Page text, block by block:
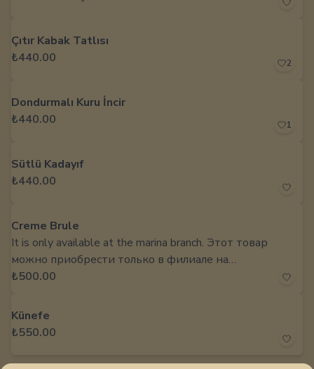
Çıtır Kabak Tatlısı
₺440.00
2
Dondurmalı Kuru İncir
₺440.00
1
Sütlü Kadayıf
₺440.00
Creme Brule
It is only available at the marina branch. Этот товар
можно приобрести только в филиале на
пристани.
₺500.00
Künefe
₺550.00